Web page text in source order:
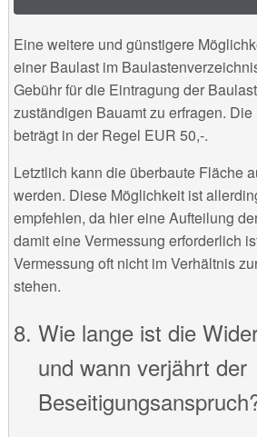
Eine weitere und günstigere
einer Baulast im
Gebühr für die Eintragung der
zuständigen Bauamt zu erfragen.
beträgt in der Regel EUR 50,-.
Letztlich kann die überbaute Fläche
werden. Diese Möglichkeit ist
empfehlen, da hier eine Aufteilung
damit eine Vermessung erforderlich
Vermessung oft nicht im Verhältnis
stehen.
Wie lange ist die
und wann verjährt der